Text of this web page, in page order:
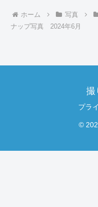
ホーム 写真
ナップ写真 2024年6月
撮
プラ
©